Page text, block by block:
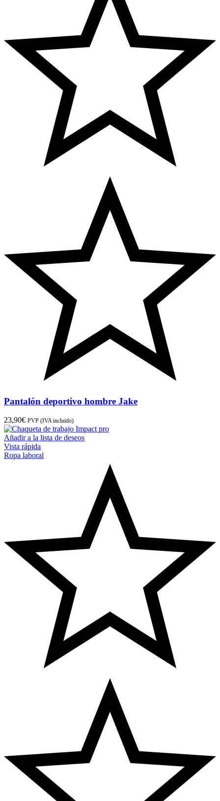
Pantalón deportivo hombre Jake
23,90€ PVP (IVA incluido)
Añadir a la lista de deseos
Vista rápida
Ropa laboral